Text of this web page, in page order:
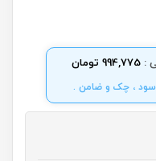
: 994,775 تومان